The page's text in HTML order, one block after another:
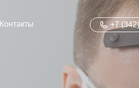
Контакты +7